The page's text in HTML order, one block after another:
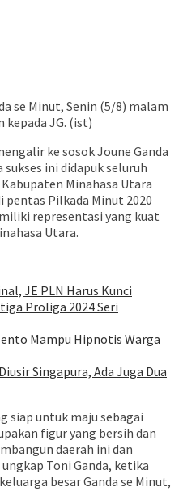
se Minut, Senin (5/8) malam
kepada JG. (ist)
ke sosok Joune Ganda
sukses ini didapuk seluruh
Minahasa Utara
Pilkada Minut 2020
representasi yang kuat
Utara.
JE PLN Harus Kunci
Proliga 2024 Seri
Mampu Hipnotis Warga
Singapura, Ada Juga Dua
siap untuk maju sebagai
figur yang bersih dan
daerah ini dan
Toni Ganda, ketika
besar Ganda se Minut,